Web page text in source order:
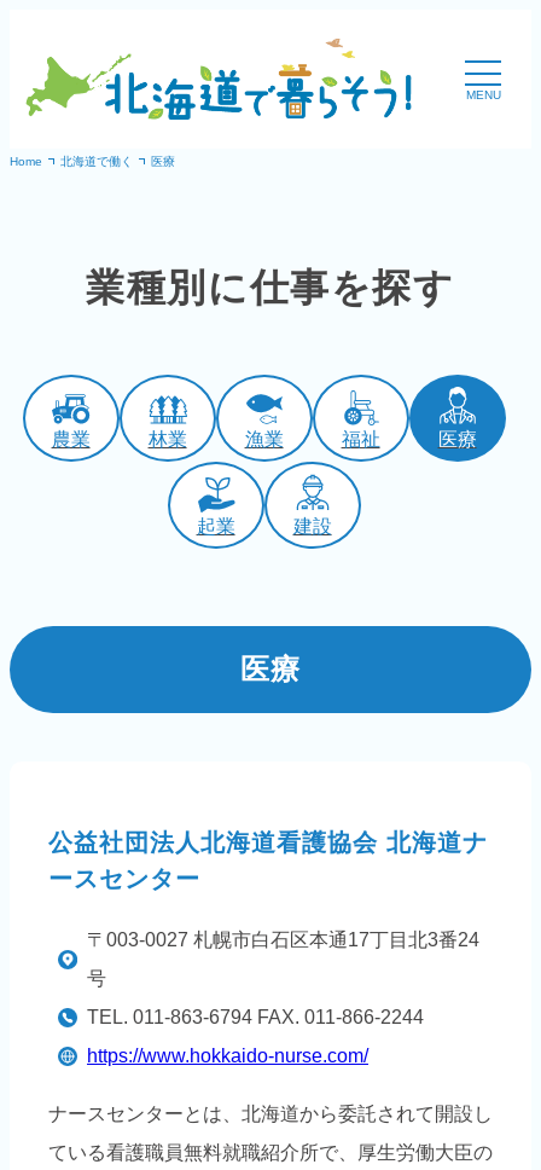
を
MENU
Home 北海道で働く 医療
業種別に仕事を探す
農業 林業 漁業 福祉 医療
起業 建設
医療
公益社団法人北海道看護協会 北海道ナ
ースセンター
〒003-0027 札幌市白石区本通17丁目北3番24
号
TEL. 011-863-6794 FAX. 011-866-2244
https://www.hokkaido-nurse.com/
ナースセンターとは、北海道から委託されて開設し
ている看護職員無料就職紹介所で、厚生労働大臣の